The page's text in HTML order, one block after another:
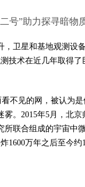
号”助力探寻暗物
卫星和基地观测
技术在近几年取得
不见的网，被认为
。2015年5月，北
联合组成的宇宙中
万年之后至今